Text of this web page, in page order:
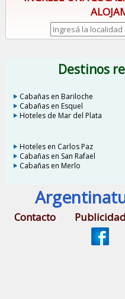
Destinos
Cabañas en Bariloche
Cabañas en Esquel
Hoteles de Mar del Plata
Hoteles en Carlos Paz
Cabañas en San Rafael
Cabañas en Merlo
Contacto Publicidad